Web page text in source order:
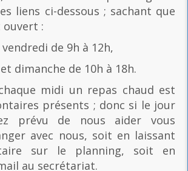
liens ci-dessous ; sachant que
ouvert :
de 9h à 12h,
dimanche de 10h à 18h.
midi un repas chaud est
présents ; donc si le jour
prévu de nous aider vous
avec nous, soit en laissant
sur le planning, soit en
au secrétariat.